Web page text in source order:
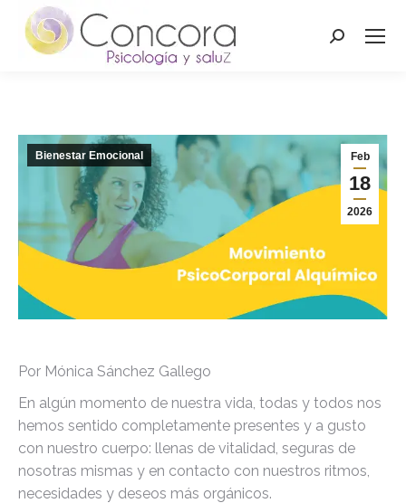
Buscar:
Feb
18
2026
Bienestar Emocional
Por Mónica Sánchez Gallego
En algún momento de nuestra vida, todas y todos nos
hemos sentido completamente presentes y a gusto
con nuestro cuerpo: llenas de vitalidad, seguras de
nosotras mismas y en contacto con nuestros ritmos,
necesidades y deseos más orgánicos.